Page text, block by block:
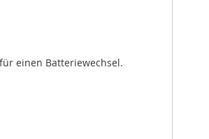
einen Batteriewechsel.